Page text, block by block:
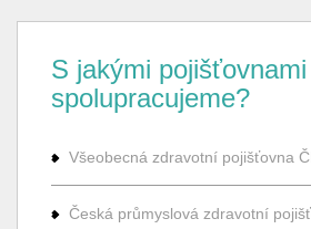
S jakými pojišťovnami
spolupracujeme?
Všeobecná zdravotní pojišťovna
Česká průmyslová zdravotní